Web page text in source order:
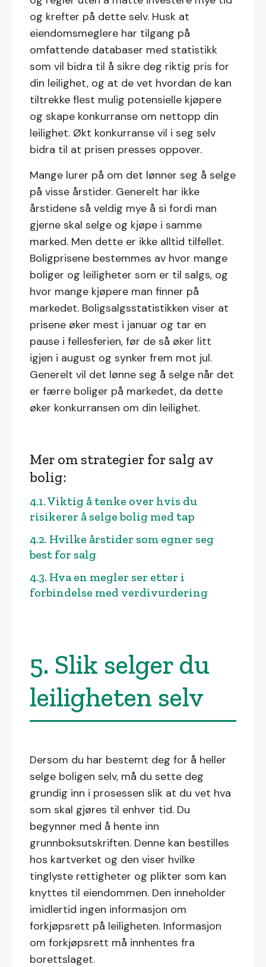
og krefter på dette selv. Husk at
eiendomsmeglere har tilgang på
omfattende databaser med statistikk
som vil bidra til å sikre deg riktig pris for
din leilighet, og at de vet hvordan de kan
tiltrekke flest mulig potensielle kjøpere
og skape konkurranse om nettopp din
leilighet. Økt konkurranse vil i seg selv
bidra til at prisen presses oppover.
Mange lurer på om det lønner seg å selge
på visse årstider. Generelt har ikke
årstidene så veldig mye å si fordi man
gjerne skal selge og kjøpe i samme
marked. Men dette er ikke alltid tilfellet.
Boligprisene bestemmes av hvor mange
boliger og leiligheter som er til salgs, og
hvor mange kjøpere man finner på
markedet. Boligsalgsstatistikken viser at
prisene øker mest i januar og tar en
pause i fellesferien, før de så øker litt
igjen i august og synker frem mot jul.
Generelt vil det lønne seg å selge når det
er færre boliger på markedet, da dette
øker konkurransen om din leilighet.
Mer om strategier for salg av
bolig:
4.1. Viktig å tenke over hvis du
risikerer å selge bolig med tap
4.2. Hvilke årstider som egner seg
best for salg
4.3. Hva en megler ser etter i
forbindelse med verdivurdering
5. Slik selger du
leiligheten selv
Dersom du har bestemt deg for å heller
selge boligen selv, må du sette deg
grundig inn i prosessen slik at du vet hva
som skal gjøres til enhver tid. Du
begynner med å hente inn
grunnboksutskriften. Denne kan bestilles
hos kartverket og den viser hvilke
tinglyste rettigheter og plikter som kan
knyttes til eiendommen. Den inneholder
imidlertid ingen informasjon om
forkjøpsrett på leiligheten. Informasjon
om forkjøpsrett må innhentes fra
borettslaget.